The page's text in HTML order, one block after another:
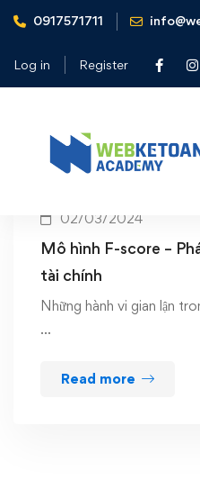
0917571711
Log in Register
Home RSST
Tag:
02/03/2024
Mô hình F-score –
tài chính
Những hành vi gian lận
…
Read more